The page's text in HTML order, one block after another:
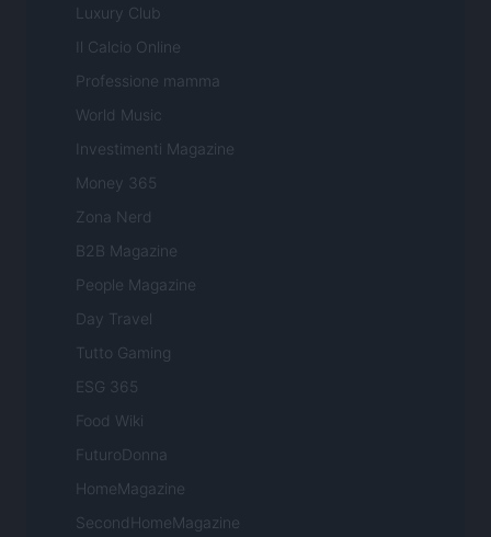
Luxury Club
Il Calcio Online
Professione mamma
World Music
Investimenti Magazine
Money 365
Zona Nerd
B2B Magazine
People Magazine
Day Travel
Tutto Gaming
ESG 365
Food Wiki
FuturoDonna
HomeMagazine
SecondHomeMagazine